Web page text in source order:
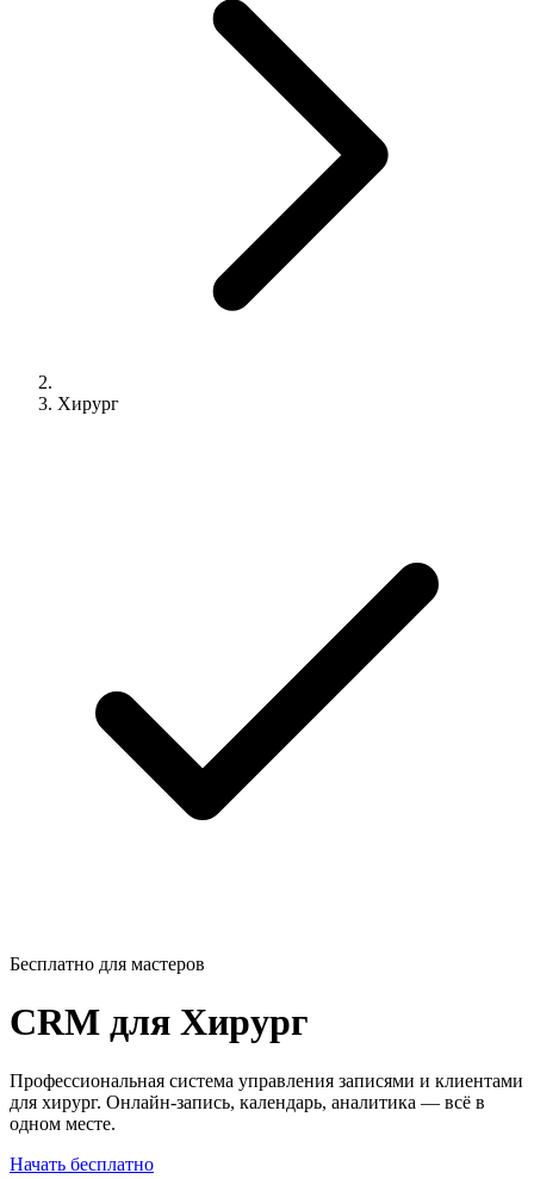
Хирург
Бесплатно для мастеров
CRM для Хирург
Профессиональная система управления записями и клиентами
для хирург. Онлайн-запись, календарь, аналитика — всё в
одном месте.
Начать бесплатно